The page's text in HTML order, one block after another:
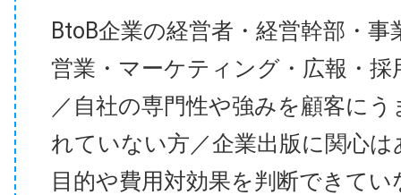
BtoB企業の経営者・経営幹部・事
営業・マーケティング・広報・採
／自社の専門性や強みを顧客に
れていない方／企業出版に関心
目的や費用対効果を判断できてい